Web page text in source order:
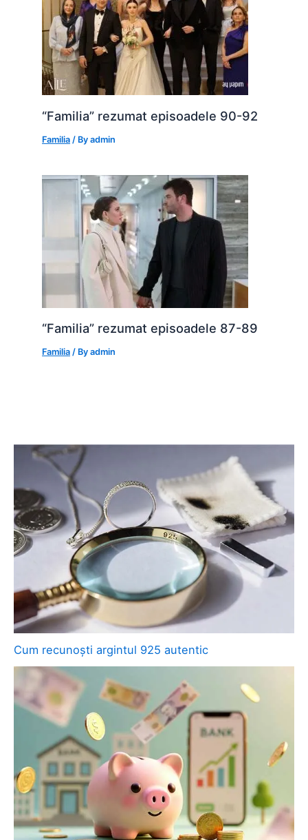
“Familia” rezumat episoadele 90-92
Familia / Byadmin
“Familia” rezumat episoadele 87-89
Familia / Byadmin
Cum recunoști argintul 925 autentic